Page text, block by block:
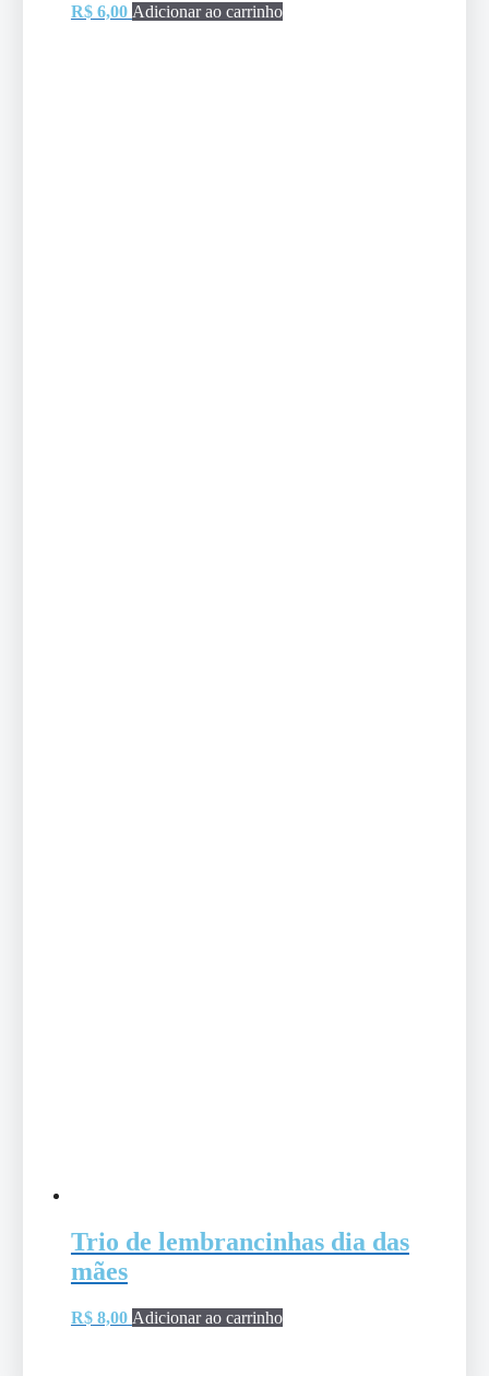
R$6,00 Adicionar ao carrinho
Trio de lembrancinhas dia das
mães
R$8,00 Adicionar ao carrinho